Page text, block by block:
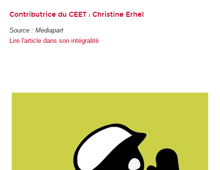
Contributrice du CEET : Christine Erhel
Source : Mediapart
Lire l'article dans son intégralité